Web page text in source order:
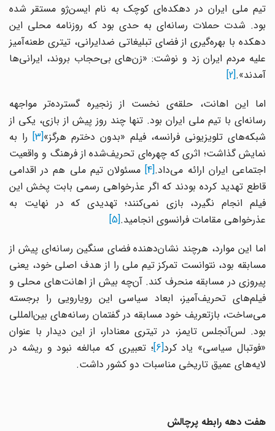
تیم ملی ایران در دهکده‌ای کوچک به نام ایسن‌ژو مستقر شده
بود. شدت حملات رسانه‌ای به حدی بود که روزنامه محلی این
دهکده با بهره‌گیری از فضای تبلیغاتی ضدایرانی، تیتری طعنه‌آمیز
علیه مردم ایران زد و نوشت: «زن‌های بی‌حجاب بروند، ایرانی‌ها
آمدند».[2]
اما این اهانت، حلقه‌ی نخست از زنجیره گسترده‌تر مواجهه
رسانه‌ای با تیم ملی ایران بود. تنها چند روز پیش از بازی، یکی از
شبکه‌های تلویزیونی فرانسه، فیلم «بدون دخترم هرگز»[3] را به
نمایش گذاشت؛ اثری که چهره‌ای تحریف‌شده از فرهنگ و واقعیت
اجتماعی ایران ارائه می‌داد.[4] مسئولان تیم ملی هم در اقدامی
قاطع تهدید کرده بودند که اگر عذرخواهی رسمی بابت پخش این
فیلم انجام نگیرد، بازی نمی‌کنند؛ تهدیدی که در نهایت به
عذرخواهی مقامات فرانسوی انجامید.[5]
اما این موارد، هرچند نشان‌دهنده فضای سنگین رسانه‌ای پیش از
مسابقه بود، نتوانست تمرکز تیم ملی را از هدف اصلی خود، یعنی
پیروزی در مسابقه منحرف کند. آن‌چه بیش از اهانت‌های محلی و
فیلم‌های تحریف‌آمیز، ابعاد سیاسی این رویارویی را برجسته
می‌ساخت، بازتعریف خود مسابقه در گفتمان رسانه‌های بین‌المللی
بود. لس‌آنجلس تایمز، در تیتری معنادار، از این دیدار با عنوان
«فوتبال سیاسی» یاد کرد[6] ؛ تعبیری که مبالغه نبود و ریشه در
لایه‌های عمیق تاریخی مناسبات دو کشور داشت.
هفت دهه رابطه پرچالش